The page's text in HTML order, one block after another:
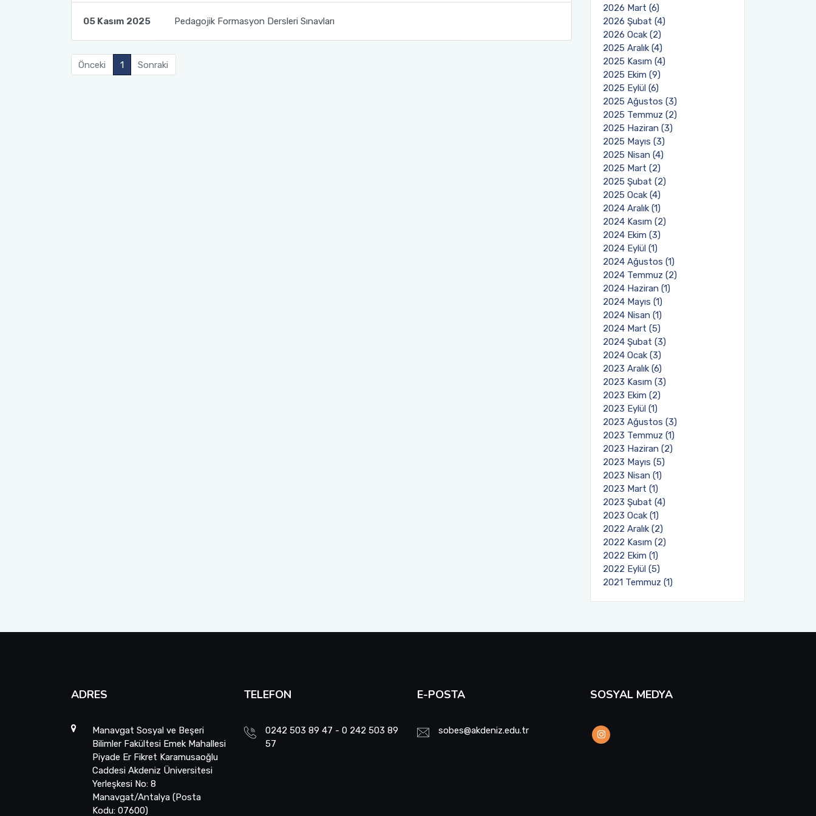
05 Kasım 2025 Pedagojik Formasyon Dersleri Sınavları
Önceki 1 Sonraki
2026 Mart (6)
2026 Şubat (4)
2026 Ocak (2)
2025 Aralık (4)
2025 Kasım (4)
2025 Ekim (9)
2025 Eylül (6)
2025 Ağustos (3)
2025 Temmuz (2)
2025 Haziran (3)
2025 Mayıs (3)
2025 Nisan (4)
2025 Mart (2)
2025 Şubat (2)
2025 Ocak (4)
2024 Aralık (1)
2024 Kasım (2)
2024 Ekim (3)
2024 Eylül (1)
2024 Ağustos (1)
2024 Temmuz (2)
2024 Haziran (1)
2024 Mayıs (1)
2024 Nisan (1)
2024 Mart (5)
2024 Şubat (3)
2024 Ocak (3)
2023 Aralık (6)
2023 Kasım (3)
2023 Ekim (2)
2023 Eylül (1)
2023 Ağustos (3)
2023 Temmuz (1)
2023 Haziran (2)
2023 Mayıs (5)
2023 Nisan (1)
2023 Mart (1)
2023 Şubat (4)
2023 Ocak (1)
2022 Aralık (2)
2022 Kasım (2)
2022 Ekim (1)
2022 Eylül (5)
2021 Temmuz (1)
ADRES
Manavgat Sosyal ve Beşeri
Bilimler Fakültesi Emek Mahallesi
Piyade Er Fikret Karamusaoğlu
Caddesi Akdeniz Üniversitesi
Yerleşkesi No: 8
Manavgat/Antalya (Posta
Kodu: 07600)
TELEFON
0242 503 89 47 - 0 242 503 89
57
E-POSTA
sobes@akdeniz.edu.tr
SOSYAL MEDYA